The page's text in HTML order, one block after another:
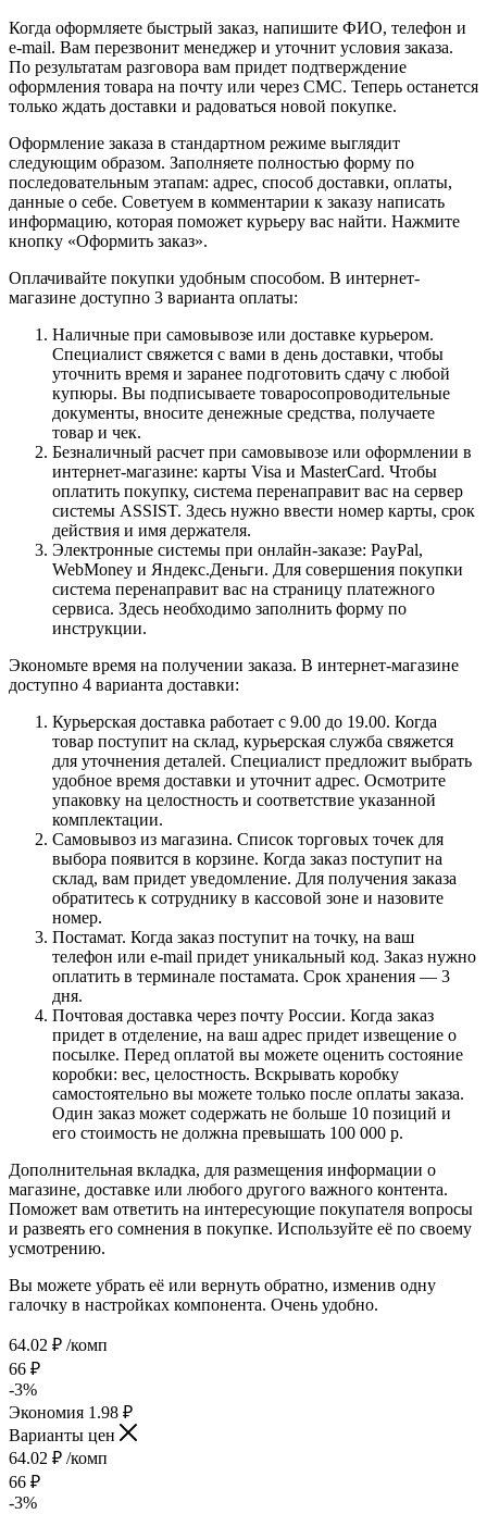
Когда оформляете быстрый заказ, напишите ФИО, телефон и
e-mail. Вам перезвонит менеджер и уточнит условия заказа.
По результатам разговора вам придет подтверждение
оформления товара на почту или через СМС. Теперь останется
только ждать доставки и радоваться новой покупке.
Оформление заказа в стандартном режиме выглядит
следующим образом. Заполняете полностью форму по
последовательным этапам: адрес, способ доставки, оплаты,
данные о себе. Советуем в комментарии к заказу написать
информацию, которая поможет курьеру вас найти. Нажмите
кнопку «Оформить заказ».
Оплачивайте покупки удобным способом. В интернет-
магазине доступно 3 варианта оплаты:
Наличные при самовывозе или доставке курьером.
Специалист свяжется с вами в день доставки, чтобы
уточнить время и заранее подготовить сдачу с любой
купюры. Вы подписываете товаросопроводительные
документы, вносите денежные средства, получаете
товар и чек.
Безналичный расчет при самовывозе или оформлении в
интернет-магазине: карты Visa и MasterCard. Чтобы
оплатить покупку, система перенаправит вас на сервер
системы ASSIST. Здесь нужно ввести номер карты, срок
действия и имя держателя.
Электронные системы при онлайн-заказе: PayPal,
WebMoney и Яндекс.Деньги. Для совершения покупки
система перенаправит вас на страницу платежного
сервиса. Здесь необходимо заполнить форму по
инструкции.
Экономьте время на получении заказа. В интернет-магазине
доступно 4 варианта доставки:
Курьерская доставка работает с 9.00 до 19.00. Когда
товар поступит на склад, курьерская служба свяжется
для уточнения деталей. Специалист предложит выбрать
удобное время доставки и уточнит адрес. Осмотрите
упаковку на целостность и соответствие указанной
комплектации.
Самовывоз из магазина. Список торговых точек для
выбора появится в корзине. Когда заказ поступит на
склад, вам придет уведомление. Для получения заказа
обратитесь к сотруднику в кассовой зоне и назовите
номер.
Постамат. Когда заказ поступит на точку, на ваш
телефон или e-mail придет уникальный код. Заказ нужно
оплатить в терминале постамата. Срок хранения — 3
дня.
Почтовая доставка через почту России. Когда заказ
придет в отделение, на ваш адрес придет извещение о
посылке. Перед оплатой вы можете оценить состояние
коробки: вес, целостность. Вскрывать коробку
самостоятельно вы можете только после оплаты заказа.
Один заказ может содержать не больше 10 позиций и
его стоимость не должна превышать 100 000 р.
Дополнительная вкладка, для размещения информации о
магазине, доставке или любого другого важного контента.
Поможет вам ответить на интересующие покупателя вопросы
и развеять его сомнения в покупке. Используйте её по своему
усмотрению.
Вы можете убрать её или вернуть обратно, изменив одну
галочку в настройках компонента. Очень удобно.
64.02 ₽ /комп
66 ₽
-3%
Экономия 1.98 ₽
Варианты цен
64.02 ₽ /комп
66 ₽
-3%